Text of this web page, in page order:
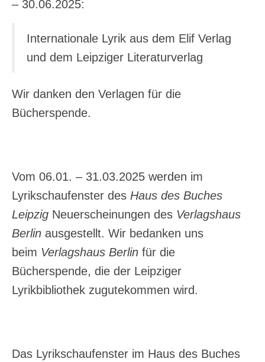
– 30.06.2025:
Internationale Lyrik aus dem Elif Verlag
und dem Leipziger Literaturverlag
Wir danken den Verlagen für die
Bücherspende.
Vom 06.01. – 31.03.2025 werden im
Lyrikschaufenster des Haus des Buches
Leipzig Neuerscheinungen des Verlagshaus
Berlin ausgestellt. Wir bedanken uns
beim Verlagshaus Berlin für die
Bücherspende, die der Leipziger
Lyrikbibliothek zugutekommen wird.
Das Lyrikschaufenster im Haus des Buches